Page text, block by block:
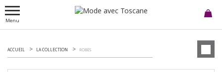
Menu
ACCUEIL LA COLLECTION ROBES